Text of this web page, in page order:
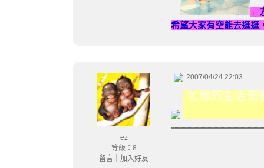
←
希望大家有空能去逛逛
ez
等級：8
留言
加入好友
2007/04/24 22:03
忙碌的生活